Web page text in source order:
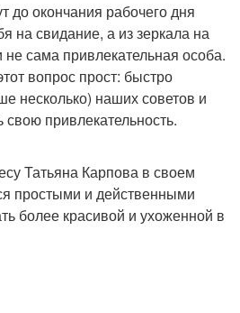
до окончания рабочего дня
на свидание, а из зеркала на
не сама привлекательная особа.
вопрос прост: быстро
несколько) наших советов и
привлекательность.
Татьяна Карпова в своем
простыми и действенными
более красивой и ухоженной в